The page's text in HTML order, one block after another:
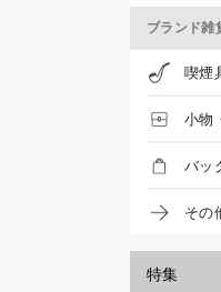
ブランド雑
喫煙
小物
バッ
その
特集